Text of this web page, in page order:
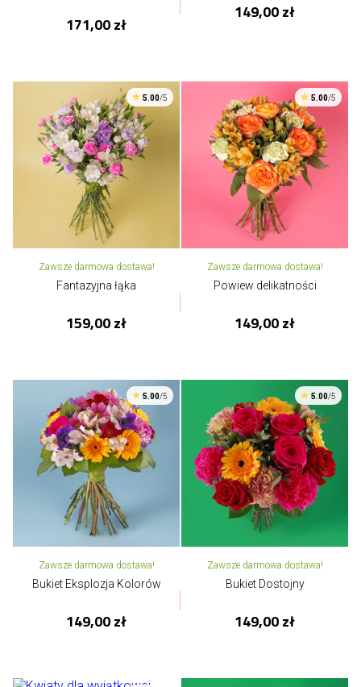
171,00 zł
149,00 zł
5.00/5
Zawsze darmowa dostawa!
Fantazyjna łąka
159,00 zł
5.00/5
Zawsze darmowa dostawa!
Powiew delikatności
149,00 zł
5.00/5
Zawsze darmowa dostawa!
Bukiet Eksplozja Kolorów
149,00 zł
5.00/5
Zawsze darmowa dostawa!
Bukiet Dostojny
149,00 zł